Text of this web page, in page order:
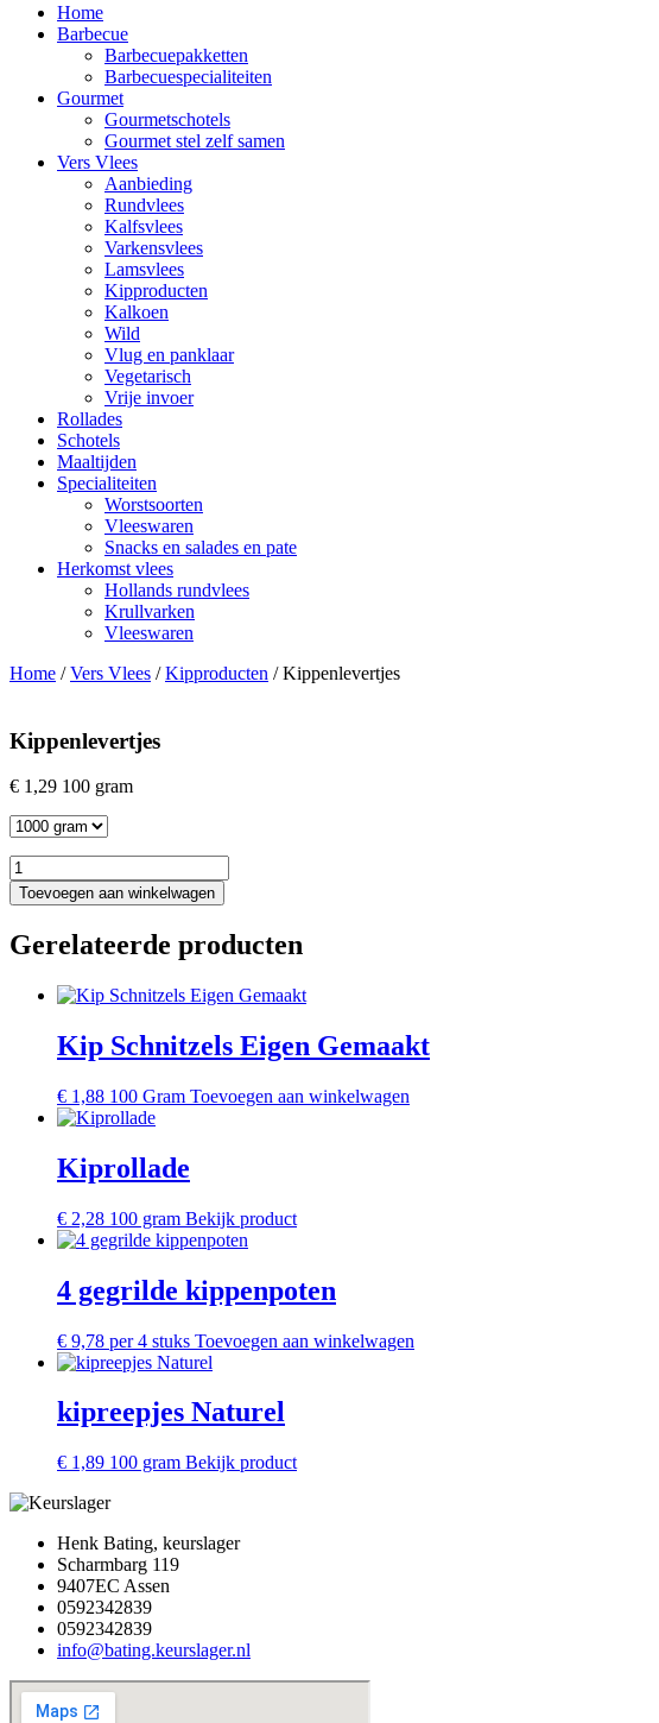
Home
Barbecue
Barbecuepakketten
Barbecuespecialiteiten
Gourmet
Gourmetschotels
Gourmet stel zelf samen
Vers Vlees
Aanbieding
Rundvlees
Kalfsvlees
Varkensvlees
Lamsvlees
Kipproducten
Kalkoen
Wild
Vlug en panklaar
Vegetarisch
Vrije invoer
Rollades
Schotels
Maaltijden
Specialiteiten
Worstsoorten
Vleeswaren
Snacks en salades en pate
Herkomst vlees
Hollands rundvlees
Krullvarken
Vleeswaren
Home /Vers Vlees /Kipproducten / Kippenlevertjes
Kippenlevertjes
€ 1,29 100 gram
Selected
Kippenlevertjes
quantity
Toevoegen aan winkelwagen
Gerelateerde producten
Kip Schnitzels Eigen Gemaakt
€ 1,88 100 Gram Toevoegen aan winkelwagen
Kiprollade
€ 2,28 100 gram Bekijk product
4 gegrilde kippenpoten
€ 9,78 per 4 stuks Toevoegen aan winkelwagen
kipreepjes Naturel
€ 1,89 100 gram Bekijk product
Henk Bating, keurslager
Scharmbarg 119
9407EC Assen
0592342839
0592342839
info@bating.keurslager.nl